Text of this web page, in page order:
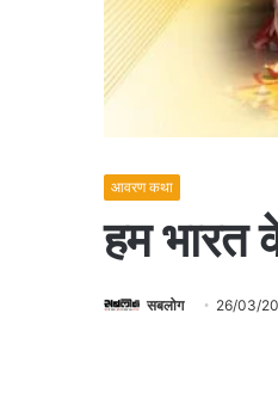
आवरण कथा
हम भारत
सबलोग 26/03/